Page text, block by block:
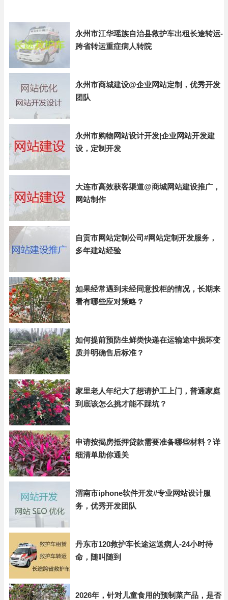
永州市江华瑶族自治县救护车出租长途转运-
跨省转运重症病人转院
永州市商城建设@企业网站定制，优秀开发
团队
永州市购物网站设计开发|企业网站开发建
设，定制开发
大连市高效获客渠道@商城网站建设推广，
网站制作
自贡市网站定制公司#网站定制开发服务，
多年建站经验
如果经常遇到未经同意投柜的情况，长期来
看有哪些应对策略？
如何提前预防生鲜类快递在运输途中损坏变
质并明确售后标准？
家里老人年纪大了想请护工上门，普通家庭
到底该怎么挑才能不踩坑？
申请按揭房抵押贷款需要准备哪些材料？详
细清单助你通关
渭南市iphone软件开发#专业网站设计服
务，优秀开发团队
丹东市120救护车长途运送病人-24小时待
命，随叫随到
2026年，针对儿童食用的预制菜产品，是否